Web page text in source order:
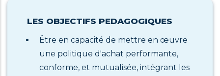
LES OBJECTIFS PEDAGOGIQUES
Être en capacité de mettre en œuvre
une politique d'achat performante,
conforme, et mutualisée, intégrant les